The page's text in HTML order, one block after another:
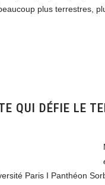
plus terrestres,
QUI DÉFIE LE
Paris I Panthéon